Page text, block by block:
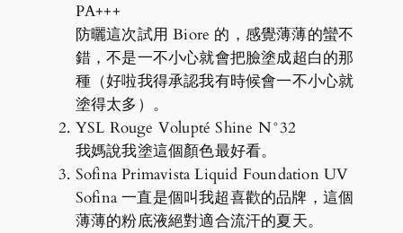
PA+++
防曬這次試用 Biore 的，感覺薄薄的蠻不
錯，不是一不小心就會把臉塗成超白的那
種（好啦我得承認我有時候會一不小心就
塗得太多）。
YSL Rouge Volupté Shine N°32
我媽說我塗這個顏色最好看。
Sofina Primavista Liquid Foundation UV
Sofina 一直是個叫我超喜歡的品牌，這個
薄薄的粉底液絕對適合流汗的夏天。